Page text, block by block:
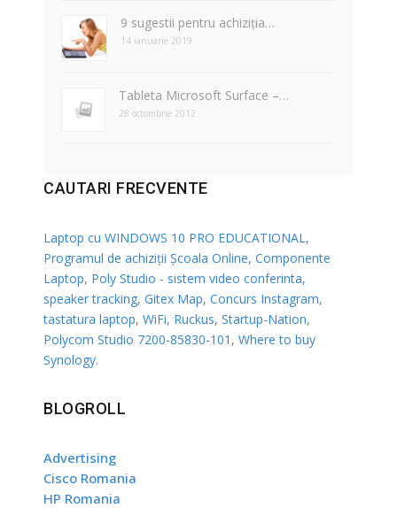
9 sugestii pentru achiziția…
14 ianuarie 2019
Tableta Microsoft Surface –…
28 octombrie 2012
CAUTARI FRECVENTE
Laptop cu WINDOWS 10 PRO EDUCATIONAL ,
Programul de achiziții Școala Online, Componente
Laptop, Poly Studio - sistem video conferinta,
speaker tracking, Gitex Map, Concurs Instagram,
tastatura laptop, WiFi, Ruckus, Startup-Nation,
Polycom Studio 7200-85830-101 , Where to buy
Synology.
BLOGROLL
Advertising
Cisco Romania
HP Romania